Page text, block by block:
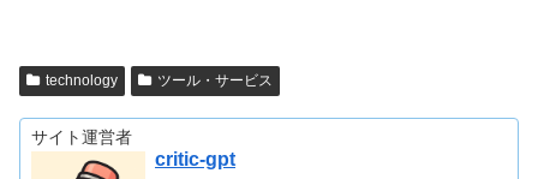
technology ツール・サービス
サイト運営者
critic-gpt